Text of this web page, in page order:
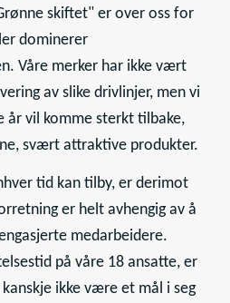
skiftet" er over oss for
dominerer
Våre merker har ikke vært
av slike drivlinjer, men vi
år vil komme sterkt tilbake,
svært attraktive produkter.
tid kan tilby, er derimot
er helt avhengig av å
medarbeidere.
på våre 18 ansatte, er
ikke være et mål i seg